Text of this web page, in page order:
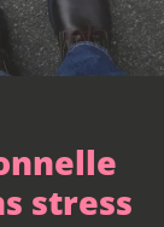
stress